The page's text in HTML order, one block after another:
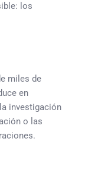
los
miles de
en
investigación
o las